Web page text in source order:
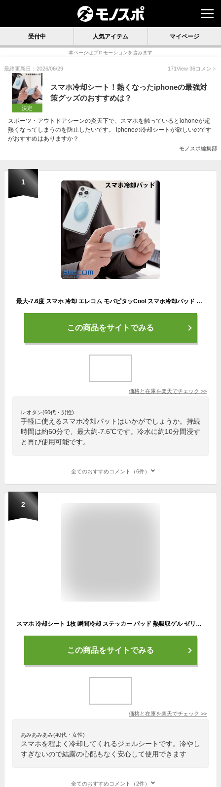
受付中 人気アイテム マイページ
本ページはプロモーションを含みます
最終更新日：2026/06/29 171View 36コメント
決定
スマホ冷却シート！熱くなったiphoneの最強対
策グッズのおすすめは？
スポーツ・アウトドアシーンの炎天下で、スマホを触っているとiohoneが超
熱くなってしまうのを防止したいです。 iphoneの冷却シートが欲しいのです
がおすすめはありますか？
モノスポ編集部
1
最大-7.6度 スマホ 冷却 エレコム モバピタッCool スマホ冷却パッド ライトブルー エレコム [通常サイズ 1個] スマホ 冷却 シート スマホ冷却 冷却シート ゲーム 夏 暑さ対策 iPhone Android 結露しない 吸熱 熱対策 熱暴走対策
この商品をサイトでみる
価格と在庫を楽天でチェック >>
レオタン(60代・男性)
手軽に使えるスマホ冷却パットはいかがでしょうか。持続
時間は約60分で、最大約-7.6℃です。冷水に約10分間浸す
と再び使用可能です。
全てのおすすめコメント（6件）
2
スマホ 冷却シート 1枚 瞬間冷却 ステッカー パッド 熱吸収ゲル ゼリー スマートフォン 携帯電話 iPhone Android 貼り付け 取り外し 再利用可 便利 簡単 グッズ
この商品をサイトでみる
価格と在庫を楽天でチェック >>
あみあみあみ(40代・女性)
スマホを程よく冷却してくれるジェルシートです。冷やし
すぎないので結露の心配もなく安心して使用できます
全てのおすすめコメント（2件）